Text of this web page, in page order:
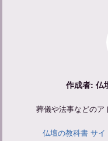
作成者: 仏
葬儀や法事などのア
仏壇の教科書 サイ